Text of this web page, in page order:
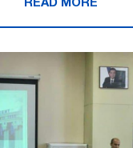
READ MORE